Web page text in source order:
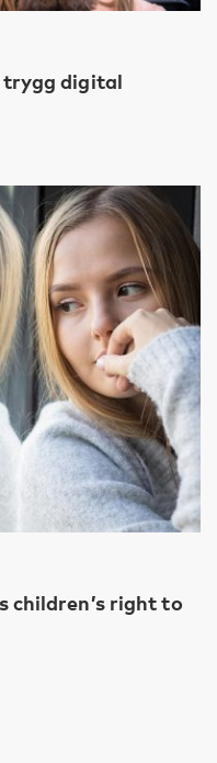
trygg digital
children’s right to